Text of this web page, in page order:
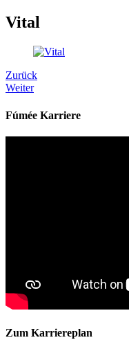
Vital
Zurück
Weiter
Fúmée Karriere
Zum Karriereplan